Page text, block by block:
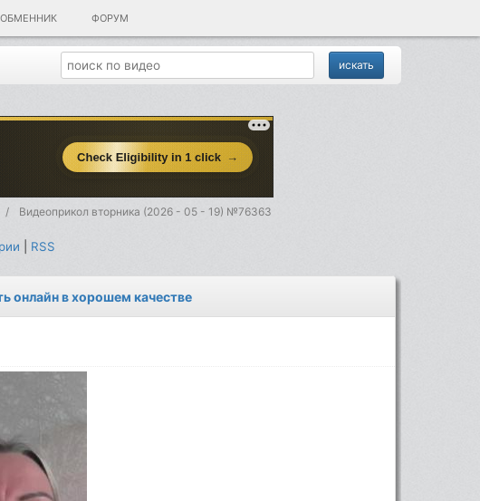
ОБМЕННИК ФОРУМ
Видеоприкол вторника (2026 - 05 - 19) №76363
RSS
онлайн в хорошем качестве